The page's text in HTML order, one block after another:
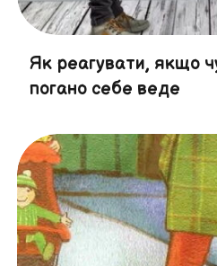
Як реагувати, якщо
погано себе веде